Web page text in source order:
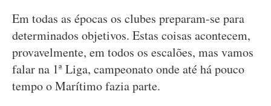
Em todas as épocas os clubes preparam-se para
determinados objetivos. Estas coisas acontecem,
provavelmente, em todos os escalões, mas vamos
falar na 1ª Liga, campeonato onde até há pouco
tempo o Marítimo fazia parte.